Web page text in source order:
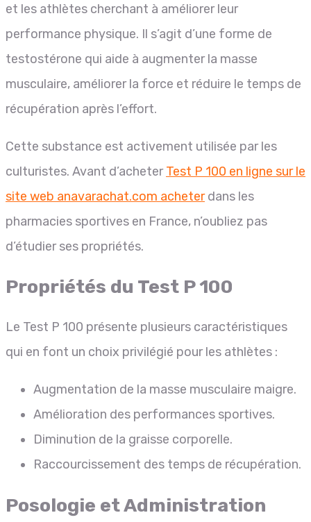
et les athlètes cherchant à améliorer leur
performance physique. Il s’agit d’une forme de
testostérone qui aide à augmenter la masse
musculaire, améliorer la force et réduire le temps de
récupération après l’effort.
Cette substance est activement utilisée par les
culturistes. Avant d’acheterTest P 100 en ligne sur le
site web anavarachat.com acheterdans les
pharmacies sportives en France, n’oubliez pas
d’étudier ses propriétés.
Propriétés du Test P 100
Le Test P 100 présente plusieurs caractéristiques
qui en font un choix privilégié pour les athlètes :
Augmentation de la masse musculaire maigre.
Amélioration des performances sportives.
Diminution de la graisse corporelle.
Raccourcissement des temps de récupération.
Posologie et Administration